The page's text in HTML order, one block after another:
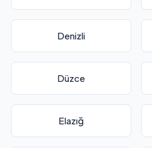
Denizli
Düzce
Elazığ